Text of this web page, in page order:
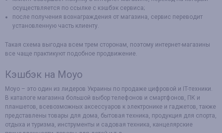
осуществляется по ссылке с кэшбэк сервиса;
после получения вознаграждения от магазина, сервис переводит
установленную часть клиенту.
Такая схема выгодна всем трем сторонам, поэтому интернет-магазины
все чаще практикуют подобное продвижение.
Кэшбэк на Moyo
Moyo – это один из лидеров Украины по продаже цифровой и IT-техники.
В каталоге магазина большой выбор телефонов и смартфонов, ПК и
планшетов, всевозможных аксессуаров к электронике и гаджетов, также
представлены товары для дома, бытовая техника, продукция для спорта,
отдыха и туризма, инструменты и садовая техника, канцелярские